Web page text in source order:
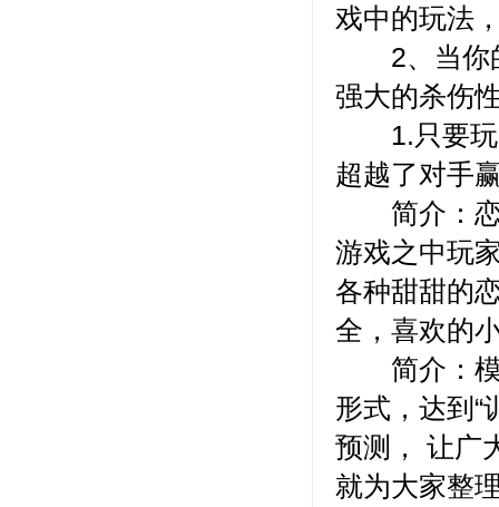
戏中的玩法
2、当你的
强大的杀伤
1.只要玩
超越了对手
简介：恋
游戏之中玩
各种甜甜的
全，喜欢的
简介：模
形式，达到“
预测， 让广
就为大家整